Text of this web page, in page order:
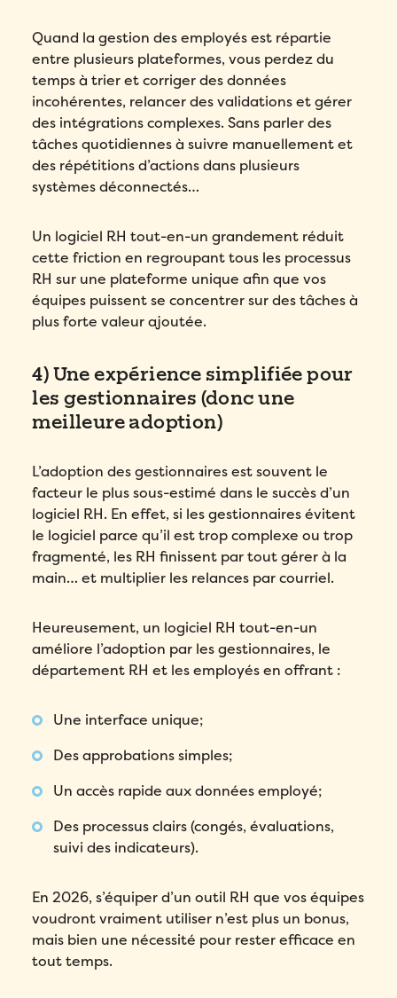
Quand la gestion des employés est répartie
entre plusieurs plateformes, vous perdez du
temps àtrier et corriger des données
incohérentes, relancer des validations et gérer
des intégrations complexes. Sans parler des
tâches quotidiennes à suivre manuellement et
des répétitions d’actions dans plusieurs
systèmes déconnectés…
Un logiciel RH tout-en-un grandement réduit
cette friction en regroupant tous les processus
RH sur une plateforme unique afin que vos
équipes puissent se concentrer sur des tâches à
plus forte valeur ajoutée.
4) Une expérience simplifiée pour
les gestionnaires (donc une
meilleure adoption)
L’adoption des gestionnaires est souvent le
facteur le plus sous-estimé dans le succès d’un
logiciel RH. En effet, si les gestionnaires évitent
le logiciel parce qu’il est trop complexe ou trop
fragmenté, les RH finissent par tout gérer à la
main… et multiplier les relances par courriel.
Heureusement, un logiciel RH tout-en-un
améliore l’adoption par les gestionnaires, le
département RH et les employés en offrant :
Une interface unique;
Des approbations simples;
Un accès rapide aux données employé;
Des processus clairs (congés, évaluations,
suivi des indicateurs).
En 2026, s’équiper d’un outil RH que vos équipes
voudront vraiment utiliser n’est plus un bonus,
mais bien une nécessité pour rester efficace en
tout temps.